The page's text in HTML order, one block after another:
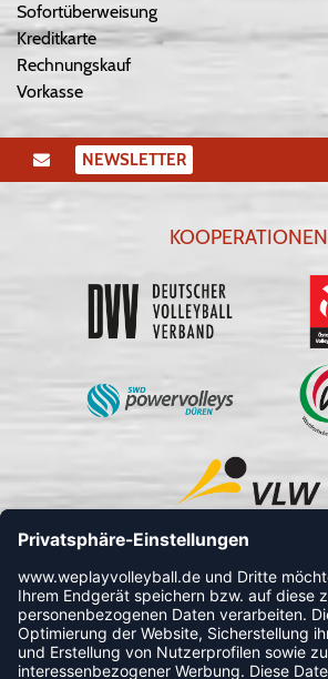
Sofortüberweisung
Kreditkarte
Rechnungskauf
Vorkasse
NEWSLETTER
KOOPERATIONEN
FOLLOW US